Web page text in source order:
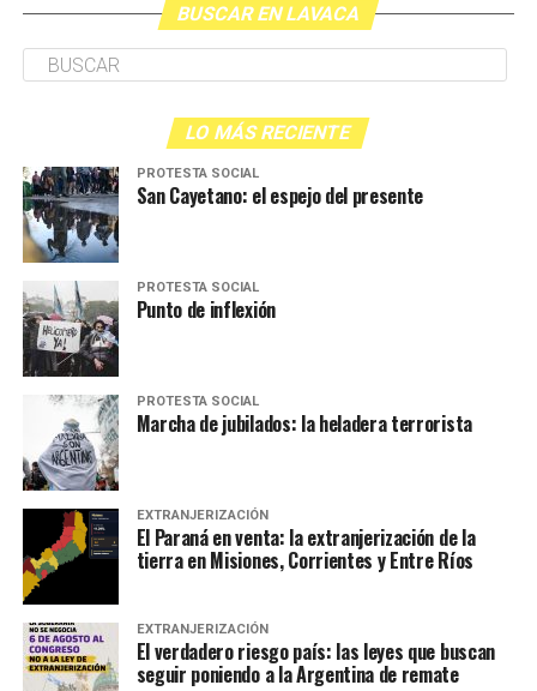
BUSCAR EN LAVACA
LO MÁS RECIENTE
PROTESTA SOCIAL
San Cayetano: el espejo del presente
PROTESTA SOCIAL
Punto de inflexión
PROTESTA SOCIAL
Marcha de jubilados: la heladera terrorista
EXTRANJERIZACIÓN
El Paraná en venta: la extranjerización de la
tierra en Misiones, Corrientes y Entre Ríos
EXTRANJERIZACIÓN
El verdadero riesgo país: las leyes que buscan
seguir poniendo a la Argentina de remate